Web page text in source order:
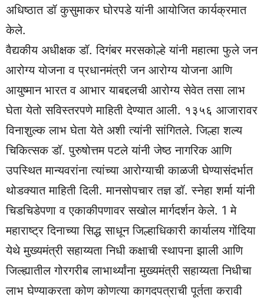
अधिष्ठात डॉ कुसुमाकर घोरपडे यांनी आयोजित कार्यक्रमात
केले.
वैद्यकीय अधीक्षक डॉ. दिगंबर मरसकोल्हे यांनी महात्मा फुले जन
आरोग्य योजना व प्रधानमंत्री जन आरोग्य योजना आणि
आयुष्मान भारत व आभार याबद्दलची आरोग्य सेवेत तसा लाभ
घेता येतो सविस्तरपणे माहिती देण्यात आली. १३५६ आजारावर
विनाशुल्क लाभ घेता येते अशी त्यांनी सांगितले. जिल्हा शल्य
चिकित्सक डॉ. पुरुषोत्तम पटले यांनी जेष्ठ नागरिक आणि
उपस्थित मान्यवरांना त्यांच्या आरोग्याची काळजी घेण्यासंदर्भात
थोडक्यात माहिती दिली. मानसोपचार तज्ञ डॉ. स्नेहा शर्मा यांनी
चिडचिडेपणा व एकाकीपणावर सखोल मार्गदर्शन केले. 1 मे
महाराष्ट्र दिनाच्या सिद्ध साधून जिल्हाधिकारी कार्यालय गोंदिया
येथे मुख्यमंत्री सहाय्यता निधी कक्षाची स्थापना झाली आणि
जिल्ह्यातील गोरगरीब लाभार्थ्यांना मुख्यमंत्री सहाय्यता निधीचा
लाभ घेण्याकरता कोण कोणत्या कागदपत्राची पूर्तता करावी